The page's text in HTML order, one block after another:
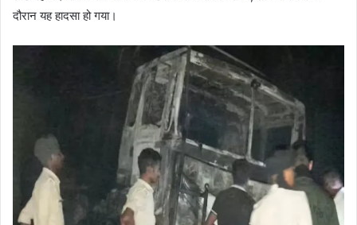
दौरान यह हादसा हो गया।